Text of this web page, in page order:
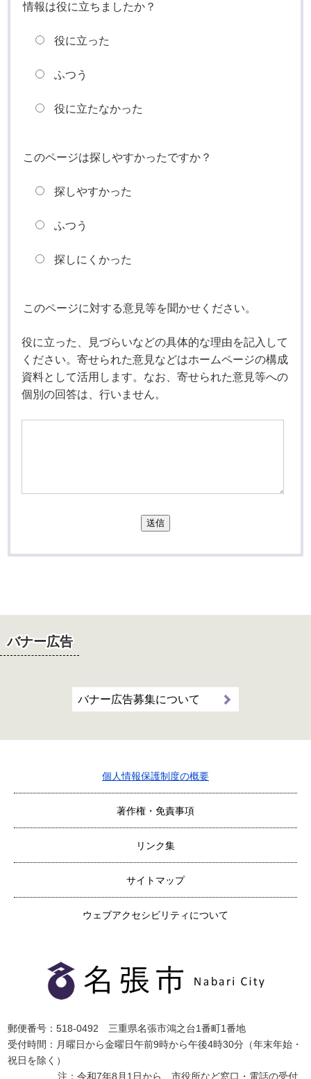
情報は役に立ちましたか？
役に立った
ふつう
役に立たなかった
このページは探しやすかったですか？
探しやすかった
ふつう
探しにくかった
このページに対する意見等を聞かせください。
役に立った、見づらいなどの具体的な理由を記入して
ください。寄せられた意見などはホームページの構成
資料として活用します。なお、寄せられた意見等への
個別の回答は、行いません。
送信
バナー広告
バナー広告募集について
個人情報保護制度の概要
著作権・免責事項
リンク集
サイトマップ
ウェブアクセシビリティについて
郵便番号：518-0492 三重県名張市鴻之台1番町1番地
受付時間：月曜日から金曜日午前9時から午後4時30分（年末年始・
祝日を除く）
注：令和7年8月1日から、市役所など窓口・電話の受付